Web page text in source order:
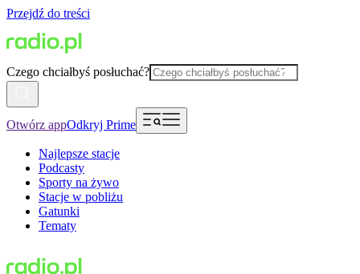
Przejdź do treści
Czego chciałbyś posłuchać?
Otwórz appOdkryj Prime
Najlepsze stacje
Podcasty
Sporty na żywo
Stacje w pobliżu
Gatunki
Tematy